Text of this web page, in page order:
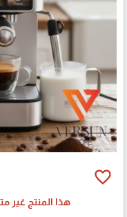
favorite_border
هذا المنتج غير